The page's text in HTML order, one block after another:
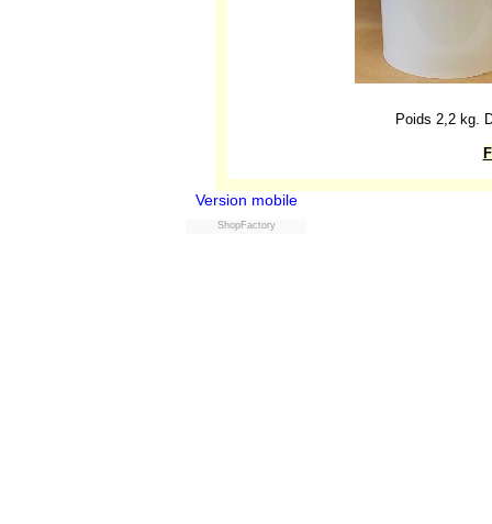
Poids 2,2 kg.
Version mobile